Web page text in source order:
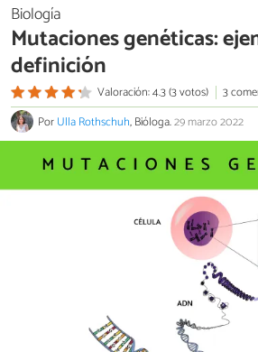
Biología
Mutaciones genéticas:
definición
Valoración: 4.3 (3 votos)
3
PorUlla Rothschuh, Bióloga.29 marzo 2022